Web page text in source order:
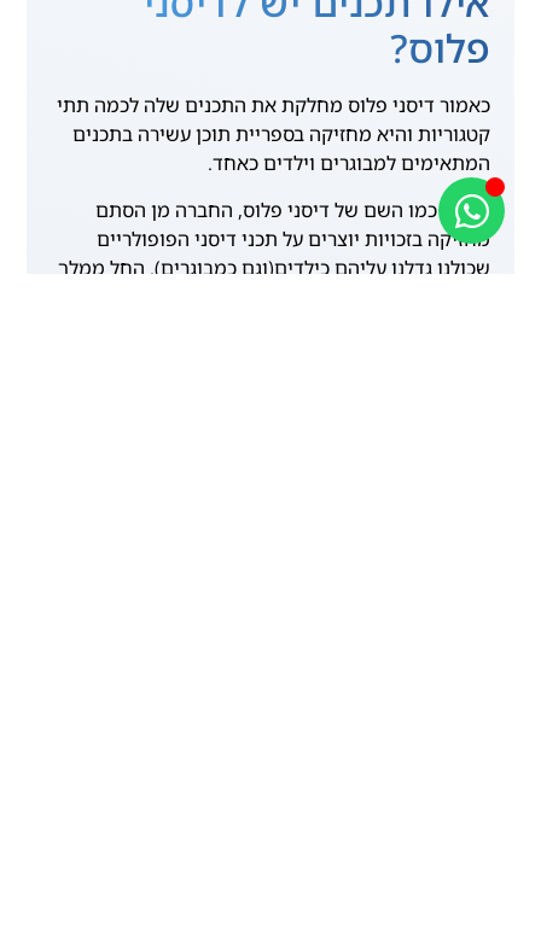
פלוס?
כאמור דיסני פלוס מחלקת את התכנים שלה לכמה תתי
קטגוריות והיא מחזיקה בספריית תוכן עשירה בתכנים
המתאימים למבוגרים וילדים כאחד.
דיסני: כמו השם של דיסני פלוס, החברה מן הסתם
מחזיקה בזכויות יוצרים על תכני דיסני הפופולריים
שכולנו גדלנו עליהם כילדים(וגם כמבוגרים). החל ממלך